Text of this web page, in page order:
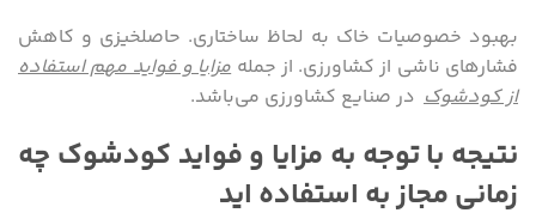
بهبود خصوصیات خاک به لحاظ ساختاری. حاصلخیزی و کاهش
فشارهای ناشی از کشاورزی. از جملهمزایا و فواید مهم استفاده
از کودشوک در صنایع کشاورزی می‌باشد.
نتیجه با توجه به مزایا و فواید کودشوک چه
زمانی مجاز به استفاده اید